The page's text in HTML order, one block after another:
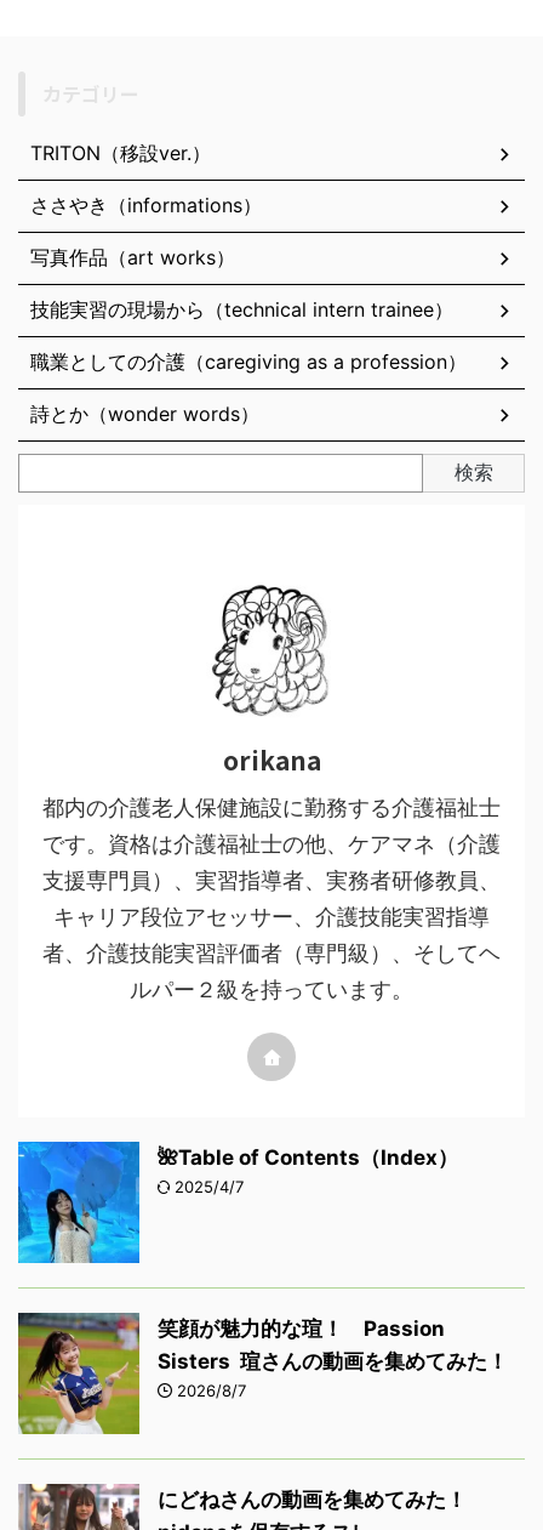
TRITON（移設ver.）
ささやき（informations）
写真作品（art works）
技能実習の現場から（technical intern trainee）
職業としての介護（caregiving as a profession）
詩とか（wonder words）
検索
orikana
都内の介護老人保健施設に勤務する介護福祉士
です。資格は介護福祉士の他、ケアマネ（介護
支援専門員）、実習指導者、実務者研修教員、
キャリア段位アセッサー、介護技能実習指導
者、介護技能実習評価者（専門級）、そしてヘ
ルパー２級を持っています。
🌺Table of Contents（Index）
2025/4/7
笑顔が魅力的な瑄！ Passion
Sisters 瑄さんの動画を集めてみた！
2026/8/7
にどねさんの動画を集めてみた！